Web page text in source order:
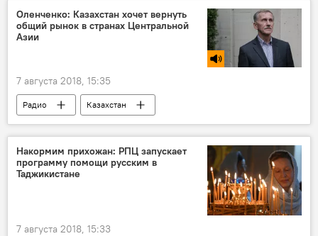
Оленченко: Казахстан хочет вернуть
общий рынок в странах Центральной
Азии
7 августа 2018, 15:35
Радио
Казахстан
Центральная Азия
рынок
Накормим прихожан: РПЦ запускает
программу помощи русским в
Таджикистане
7 августа 2018, 15:33